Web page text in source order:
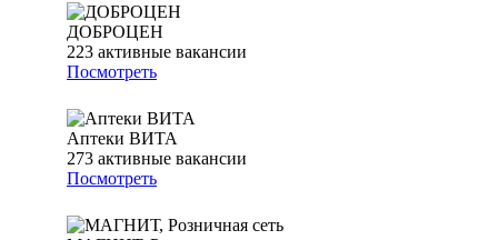
ДОБРОЦЕН
223 активные вакансии
Посмотреть
Аптеки ВИТА
273 активные вакансии
Посмотреть